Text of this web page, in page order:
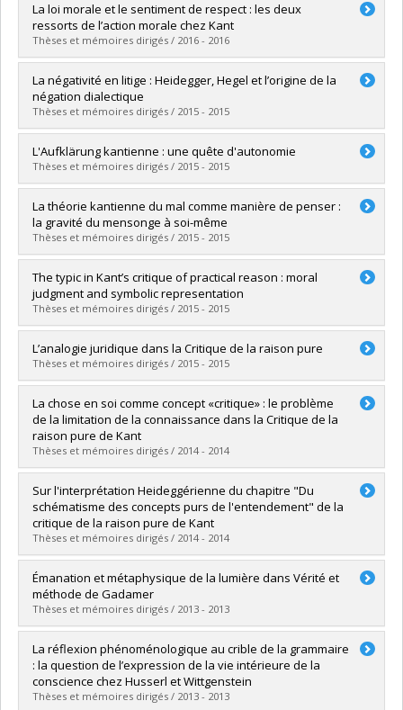
La loi morale et le sentiment de respect : les deux
ressorts de l’action morale chez Kant
Thèses et mémoires dirigés / 2016 - 2016
Diplômé(e) : Maurice, Luc
Cycle :Maîtrise
Diplôme obtenu :M.A.
Lien vers le document dans Papyrus
La négativité en litige : Heidegger, Hegel et l’origine de la
négation dialectique
Thèses et mémoires dirigés / 2015 - 2015
Diplômé(e) :Huot-Beaulieu, Olivier
Cycle : Doctorat
Diplôme obtenu :Ph. D.
Lien vers le document dans Papyrus
L'Aufklärung kantienne : une quête d'autonomie
Thèses et mémoires dirigés / 2015 - 2015
Diplômé(e) :Vigneault-Bérubé, Alexandre
Cycle :Maîtrise
Diplôme obtenu :M.A.
Lien vers le document dans Papyrus
La théorie kantienne du mal comme manière de penser :
la gravité du mensonge à soi-même
Thèses et mémoires dirigés / 2015 - 2015
Diplômé(e) :Ramirez Giraldo, Juan Pablo
Cycle :Maîtrise
Diplôme obtenu :M.A.
Lien vers le document dans Papyrus
The typic in Kant’s critique of practical reason : moral
judgment and symbolic representation
Thèses et mémoires dirigés / 2015 - 2015
Diplômé(e) :Westra, Adam
Cycle : Doctorat
Diplôme obtenu :Ph. D.
Lien vers le document dans Papyrus
L’analogie juridique dans la Critique de la raison pure
Thèses et mémoires dirigés / 2015 - 2015
Diplômé(e) :Sabourin, Charlotte
Cycle :Maîtrise
Diplôme obtenu :M.A.
Lien vers le document dans Papyrus
La chose en soi comme concept «critique» : le problème
de la limitation de la connaissance dans la Critique de la
raison pure de Kant
Thèses et mémoires dirigés / 2014 - 2014
Diplômé(e) :Hotes, Maria
Cycle :Maîtrise
Diplôme obtenu :M.A.
Lien vers le document dans Papyrus
Sur l'interprétation Heideggérienne du chapitre "Du
schématisme des concepts purs de l'entendement" de la
critique de la raison pure de Kant
Thèses et mémoires dirigés / 2014 - 2014
Diplômé(e) :St-Aubin Fréchette, Laurence
Cycle :Maîtrise
Diplôme obtenu :M.A.
Lien vers le document dans Papyrus
Émanation et métaphysique de la lumière dans Vérité et
méthode de Gadamer
Thèses et mémoires dirigés / 2013 - 2013
Diplômé(e) :Doyon, François
Cycle :Doctorat
Diplôme obtenu :Ph. D.
Lien vers le document dans Papyrus
La réflexion phénoménologique au crible de la grammaire
: la question de l’expression de la vie intérieure de la
conscience chez Husserl et Wittgenstein
Thèses et mémoires dirigés / 2013 - 2013